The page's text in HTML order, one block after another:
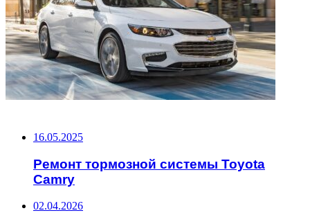
16.05.2025
Ремонт тормозной системы Toyota
Camry
02.04.2026